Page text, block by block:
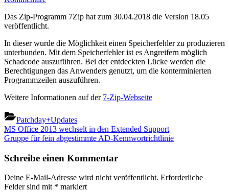
Zip:
Version
behebt
Sicherheitsproblem
Das Zip-Programm 7Zip hat zum 30.04.2018 die Version 18.05
veröffentlicht.
In dieser wurde die Möglichkeit einen Speicherfehler zu produzieren
unterbunden. Mit dem Speicherfehler ist es Angreifern möglich
Schadcode auszuführen. Bei der entdeckten Lücke werden die
Berechtigungen das Anwenders genutzt, um die konterminierten
Programmzeilen auszuführen.
Weitere Informationen auf der 7-Zip-Webseite
Patchday+Updates
Beitragsnavigation
Previous
Post:
MS Office 2013 wechselt in den Extended Support
Next
Gruppe für fein abgestimmte AD-Kennwortrichtlinie
Schreibe einen Kommentar
Deine E-Mail-Adresse wird nicht veröffentlicht. Erforderliche
Felder sind mit * markiert